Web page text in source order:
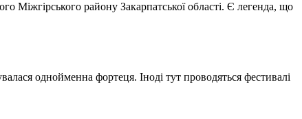
Міжгірського району Закарпатської області. Є легенда, що
однойменна фортеця. Іноді тут проводяться фестивалі